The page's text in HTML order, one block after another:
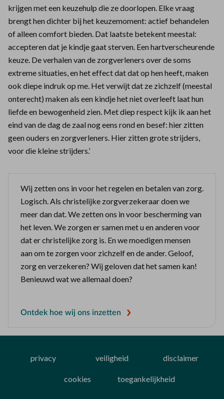
krijgen met een keuzehulp die ze doorlopen. Elke vraag
brengt hen dichter bij het keuzemoment: actief behandelen
of alleen comfort bieden. Dat laatste betekent meestal:
accepteren dat je kindje gaat sterven. Een hartverscheurende
keuze. De verhalen van de zorgverleners over de soms
extreme situaties, en het effect dat dat op hen heeft, maken
ook diepe indruk op me. Het verwijt dat ze zichzelf (meestal
onterecht) maken als een kindje het niet overleeft laat hun
liefde en bewogenheid zien. Met diep respect kijk ik aan het
eind van de dag de zaal nog eens rond en besef: hier zitten
geen ouders en zorgverleners. Hier zitten grote strijders,
voor die kleine strijders.’
Wij zetten ons in voor het regelen en betalen van zorg.
Logisch. Als christelijke zorgverzekeraar doen we
meer dan dat. We zetten ons in voor bescherming van
het leven. We zorgen er samen met u en anderen voor
dat er christelijke zorg is. En we moedigen mensen
aan om te zorgen voor zichzelf en de ander. Geloof,
zorg en verzekeren? Wij geloven dat het samen kan!
Benieuwd wat we allemaal doen?
Ontdek hoe wij ons inzetten
privacy veiligheid disclaimer
cookies toegankelijkheid